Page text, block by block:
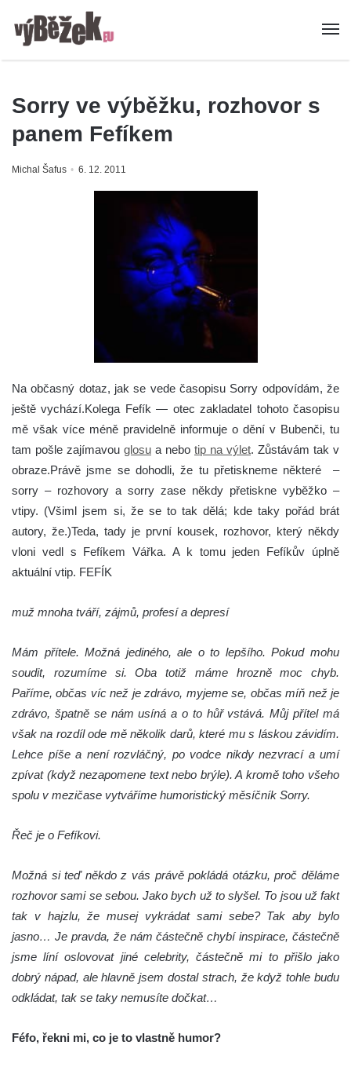
Sorry ve výběžku, rozhovor s
panem Fefíkem
Michal Šafus 6. 12. 2011
Na občasný dotaz, jak se vede časopisu Sorry odpovídám, že
ještě vychází.Kolega Fefík — otec zakladatel tohoto časopisu
mě však více méně pravidelně informuje o dění v Bubenči, tu
tam pošle zajímavou glosu a nebo tip na výlet. Zůstávám tak v
obraze.Právě jsme se dohodli, že tu přetiskneme některé –
sorry – rozhovory a sorry zase někdy přetiskne vyběžko –
vtipy. (Všiml jsem si, že se to tak dělá; kde taky pořád brát
autory, že.)Teda, tady je první kousek, rozhovor, který někdy
vloni vedl s Fefíkem Vářka. A k tomu jeden Fefíkův úplně
aktuální vtip. FEFÍK
muž mnoha tváří, zájmů, profesí a depresí
Mám přítele. Možná jediného, ale o to lepšího. Pokud mohu
soudit, rozumíme si. Oba totiž máme hrozně moc chyb.
Paříme, občas víc než je zdrávo, myjeme se, občas míň než je
zdrávo, špatně se nám usíná a o to hůř vstává. Můj přítel má
však na rozdíl ode mě několik darů, které mu s láskou závidím.
Lehce píše a není rozvláčný, po vodce nikdy nezvrací a umí
zpívat (když nezapomene text nebo brýle). A kromě toho všeho
spolu v mezičase vytváříme humoristický měsíčník Sorry.
Řeč je o Fefíkovi.
Možná si teď někdo z vás právě pokládá otázku, proč děláme
rozhovor sami se sebou. Jako bych už to slyšel. To jsou už fakt
tak v hajzlu, že musej vykrádat sami sebe? Tak aby bylo
jasno… Je pravda, že nám částečně chybí inspirace, částečně
jsme líní oslovovat jiné celebrity, částečně mi to přišlo jako
dobrý nápad, ale hlavně jsem dostal strach, že když tohle budu
odkládat, tak se taky nemusíte dočkat…
Féfo, řekni mi, co je to vlastně humor?